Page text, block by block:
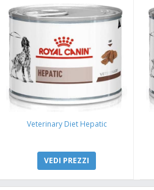
Veterinary Diet Hepatic
VEDI PREZZI